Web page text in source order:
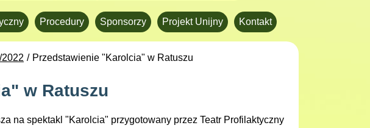
Procedury Sponsorzy Projekt Unijny Kontakt
Przedstawienie "Karolcia" w Ratuszu
w Ratuszu
na spektakl "Karolcia" przygotowany przez Teatr Profilaktyczny